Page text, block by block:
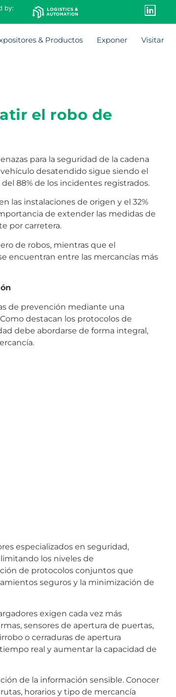
by:
& Productos Exponer Visitar
el robo de
para la seguridad de la cadena
desatendido sigue siendo el
88% de los incidentes registrados.
las instalaciones de origen y el 32%
de extender las medidas de
por carretera.
de robos, mientras que el
encuentran entre las mercancías más
de prevención mediante una
destacan los protocolos de
debe abordarse de forma integral,
especializados en seguridad,
los niveles de
de protocolos conjuntos que
seguros y la minimización de
exigen cada vez más
sensores de apertura de puertas,
o cerraduras de apertura
real y aumentar la capacidad de
de la información sensible. Conocer
horarios y tipo de mercancía